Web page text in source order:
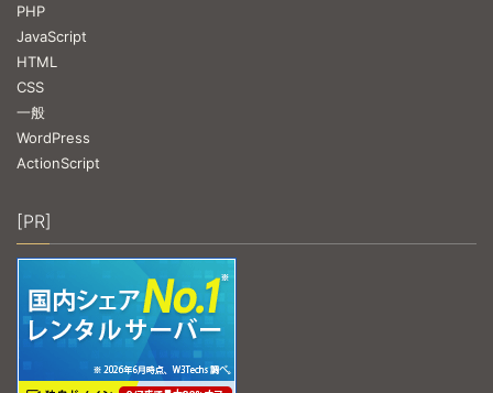
PHP
JavaScript
HTML
CSS
一般
WordPress
ActionScript
[PR]